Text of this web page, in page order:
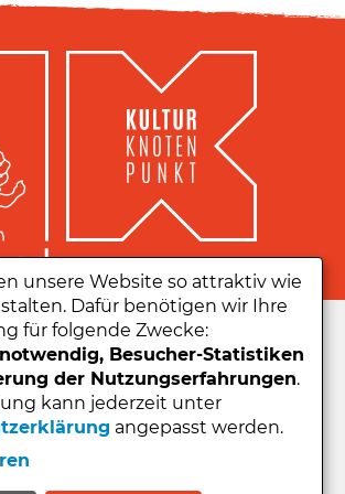
App:
unsere Website so attraktiv wie
Dafür benötigen wir Ihre
für folgende Zwecke:
Besucher-Statistiken
der Nutzungserfahrungen.
kann jederzeit unter
angepasst werden.